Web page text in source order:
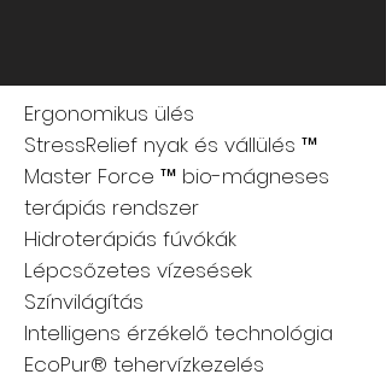
Ergonomikus ülés
StressRelief nyak és vállülés ™
Master Force ™ bio-mágneses
terápiás rendszer
Hidroterápiás fúvókák
Lépcsőzetes vízesések
Színvilágítás
Intelligens érzékelő technológia
EcoPur® tehervízkezelés